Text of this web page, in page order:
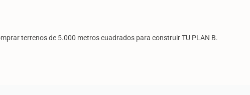
terrenos de 5.000 metros cuadrados para construir TU PLAN B.